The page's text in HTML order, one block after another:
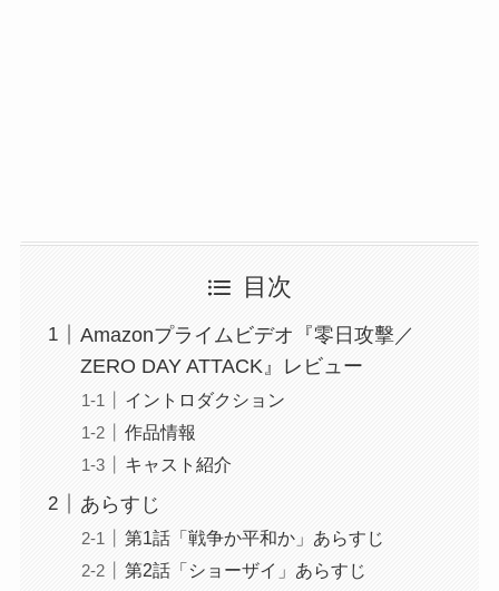
目次
Amazonプライムビデオ『零日攻擊／
ZERO DAY ATTACK』レビュー
イントロダクション
作品情報
キャスト紹介
あらすじ
第1話「戦争か平和か」あらすじ
第2話「ショーザイ」あらすじ